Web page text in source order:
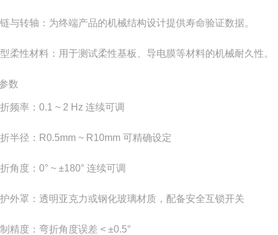
与转轴：为终端产品的机械结构设计提供寿命验证数据。
柔性材料：用于测试柔性基板、导电膜等材料的机械耐久性。
数
频率：0.1 ~ 2 Hz 连续可调
半径：R0.5mm ~ R10mm 可精确设定
角度：0° ~ ±180° 连续可调
外罩：透明亚克力或钢化玻璃材质，配备安全互锁开关
精度：弯折角度误差 < ±0.5°